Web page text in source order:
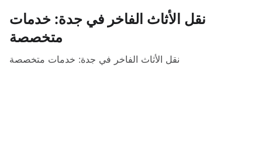
نقل الأثاث الفاخر في جدة: خدمات
متخصصة
نقل الأثاث الفاخر في جدة: خدمات متخصصة